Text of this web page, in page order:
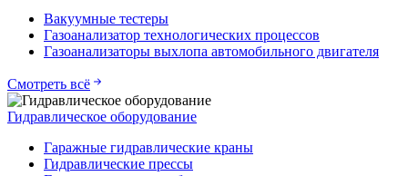
Вакуумные тестеры
Газоанализатор технологических процессов
Газоанализаторы выхлопа автомобильного двигателя
Смотреть всё
Гидравлическое оборудование
Гаражные гидравлические краны
Гидравлические прессы